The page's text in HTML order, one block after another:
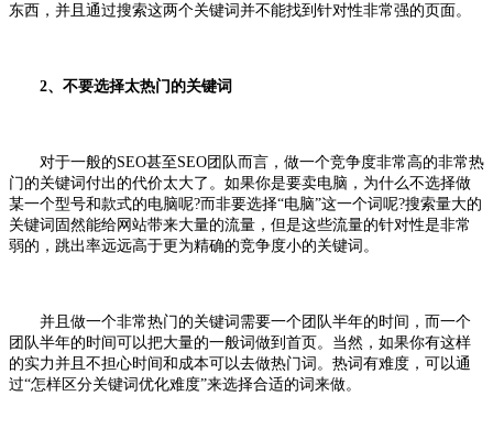
东西，并且通过搜索这两个关键词并不能找到针对性非常强的页面。
2、不要选择太热门的关键词
对于一般的SEO甚至SEO团队而言，做一个竞争度非常高的非常热
门的关键词付出的代价太大了。如果你是要卖电脑，为什么不选择做
某一个型号和款式的电脑呢?而非要选择“电脑”这一个词呢?搜索量大的
关键词固然能给网站带来大量的流量，但是这些流量的针对性是非常
弱的，跳出率远远高于更为精确的竞争度小的关键词。
并且做一个非常热门的关键词需要一个团队半年的时间，而一个
团队半年的时间可以把大量的一般词做到首页。当然，如果你有这样
的实力并且不担心时间和成本可以去做热门词。热词有难度，可以通
过“怎样区分关键词优化难度”来选择合适的词来做。